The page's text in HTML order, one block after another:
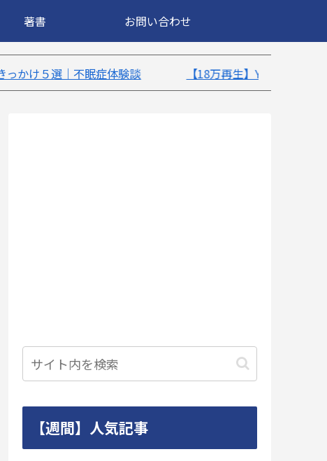
著書 お問い合わせ
【18万再生】YouTube：うつ病が治ったきっかけ5選｜
【週間】人気記事